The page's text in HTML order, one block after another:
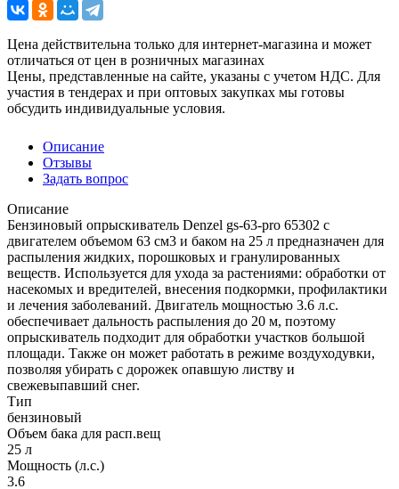
Цена действительна только для интернет-магазина и может
отличаться от цен в розничных магазинах
Цены, представленные на сайте, указаны с учетом НДС. Для
участия в тендерах и при оптовых закупках мы готовы
обсудить индивидуальные условия.
Описание
Отзывы
Задать вопрос
Описание
Бензиновый опрыскиватель Denzel gs-63-pro 65302 с
двигателем объемом 63 см3 и баком на 25 л предназначен для
распыления жидких, порошковых и гранулированных
веществ. Используется для ухода за растениями: обработки от
насекомых и вредителей, внесения подкормки, профилактики
и лечения заболеваний. Двигатель мощностью 3.6 л.с.
обеспечивает дальность распыления до 20 м, поэтому
опрыскиватель подходит для обработки участков большой
площади. Также он может работать в режиме воздуходувки,
позволяя убирать с дорожек опавшую листву и
свежевыпавший снег.
Тип
бензиновый
Объем бака для расп.вещ
25 л
Мощность (л.с.)
3.6